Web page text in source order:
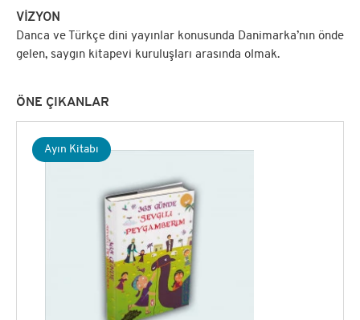
VİZYON
Danca ve Türkçe dini yayınlar konusunda Danimarka’nın önde
gelen, saygın kitapevi kuruluşları arasında olmak.
ÖNE ÇIKANLAR
Ayın Kitabı
Ayın Kitabı